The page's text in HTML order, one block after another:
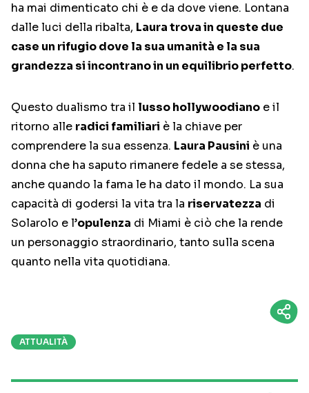
ha mai dimenticato chi è e da dove viene. Lontana
dalle luci della ribalta, Laura trova in queste due
case un rifugio dove la sua umanità e la sua
grandezza si incontrano in un equilibrio perfetto.
Questo dualismo tra il lusso hollywoodiano e il
ritorno alle radici familiari è la chiave per
comprendere la sua essenza. Laura Pausini è una
donna che ha saputo rimanere fedele a se stessa,
anche quando la fama le ha dato il mondo. La sua
capacità di godersi la vita tra la riservatezza di
Solarolo e l’opulenza di Miami è ciò che la rende
un personaggio straordinario, tanto sulla scena
quanto nella vita quotidiana.
ATTUALITÀ